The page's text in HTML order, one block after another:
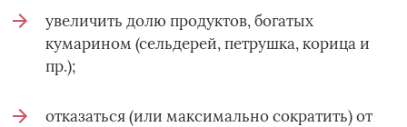
увеличить долю продуктов, богатых
кумарином (сельдерей, петрушка, корица и
пр.);
отказаться (или максимально сократить) от